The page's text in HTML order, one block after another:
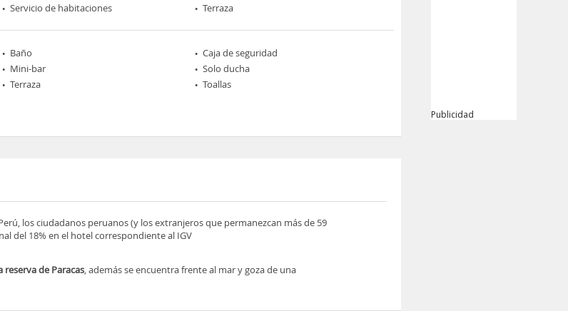
Servicio de habitaciones Terraza
Baño
Caja de seguridad
Mini-bar
Solo ducha
Terraza
Toallas
los ciudadanos peruanos (y los extranjeros que permanezcan más de 59
del 18% en el hotel correspondiente al IGV
de Paracas, además se encuentra frente al mar y goza de una
Publicidad